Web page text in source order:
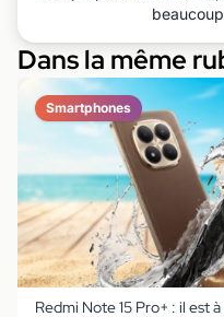
Dans la même
Smartphones
Redmi Note 15 Pro+ : il est